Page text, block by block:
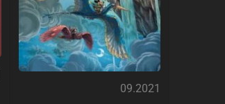
09.2021